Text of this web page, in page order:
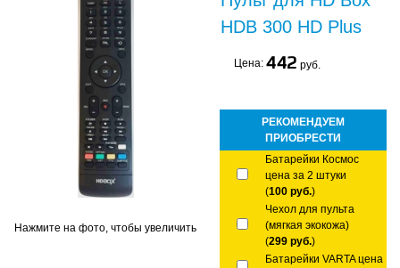
Нажмите на фото, чтобы увеличить
HDB 300 HD Plus
Цена: 442 руб.
РЕКОМЕНДУЕМ
ПРИОБРЕСТИ
Батарейки Космос
цена за 2 штуки
(100 руб.)
Чехол для пульта
(мягкая экокожа)
(299 руб.)
Батарейки VARTA цена